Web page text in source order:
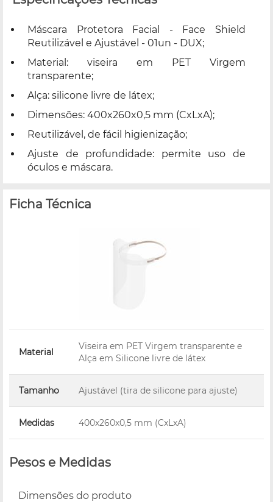
Máscara Protetora Facial - Face Shield
Reutilizável e Ajustável - 01un - DUX;
Material: viseira em PET Virgem
transparente;
Alça: silicone livre de látex;
Dimensões: 400x260x0,5 mm (CxLxA);
Reutilizável, de fácil higienização;
Ajuste de profundidade: permite uso de
óculos e máscara.
Ficha Técnica
Material
Viseira em PET Virgem transparente e
Alça em Silicone livre de látex
Tamanho Ajustável (tira de silicone para ajuste)
Medidas 400x260x0,5 mm (CxLxA)
Pesos e Medidas
Dimensões do produto